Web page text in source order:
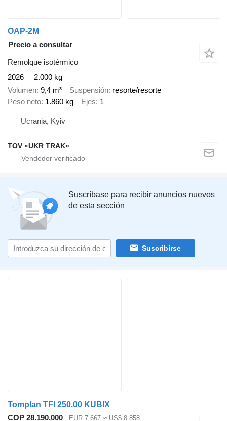
OAP-2M
Precio a consultar
Remolque isotérmico
2026
2.000 kg
Volumen 9,4 m³ Suspensión resorte/resorte
Peso neto 1.860 kg Ejes 1
Ucrania, Kyiv
TOV «UKR TRAK»
Suscríbase para recibir anuncios nuevos
de esta sección
Suscribirse
Tomplan TFI 250.00 KUBIX
COP 28.190.000
EUR 7.667 ≈ US$ 8.858